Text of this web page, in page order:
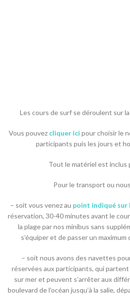
Les cours de surf se déroulent sur
Vous pouvez cliquer ici pour choisir le
participants puis les jours et
Tout le matériel est inclus
Pour le transport ou
– soit vous venez au point indiqué sur
réservation, 30-40 minutes avant le
la plage par nos minibus sans
s’équiper et de passer un maximum
– soit nous avons des navettes
réservées aux participants, qui partent
sur mer et peuvent s’arrêter aux
boulevard de l’océan jusqu’à la salie,